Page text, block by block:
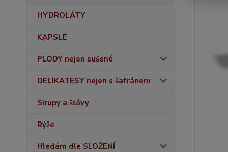
HYDROLÁTY
KAPSLE
PLODY nejen sušené
DELIKATESY nejen s šafránem
Sirupy a šťávy
Rýže
Hledám dle SLOŽENÍ